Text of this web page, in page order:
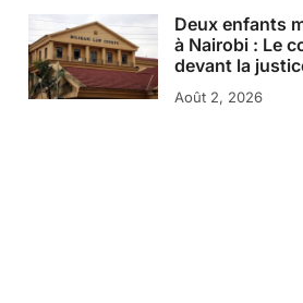
Deux enfants
à Nairobi : Le
devant la
Août 2, 2026